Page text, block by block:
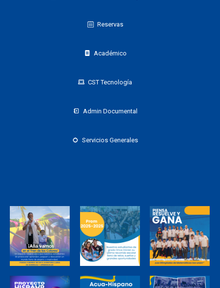
Reservas
Académico
CST Tecnología
Admin Documental
Servicios Generales